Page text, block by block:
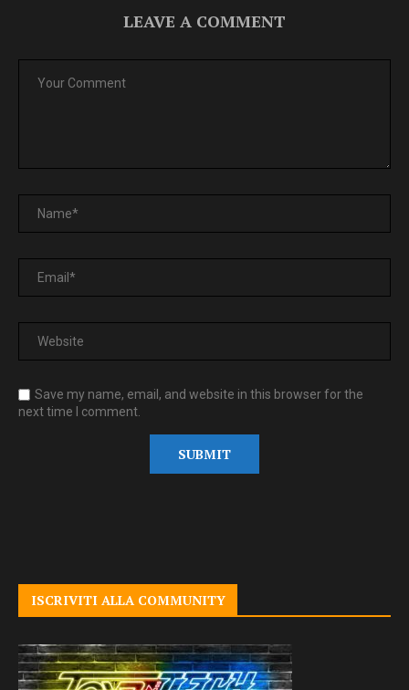
LEAVE A COMMENT
Save my name, email, and website in this browser for the
next time I comment.
ISCRIVITI ALLA COMMUNITY